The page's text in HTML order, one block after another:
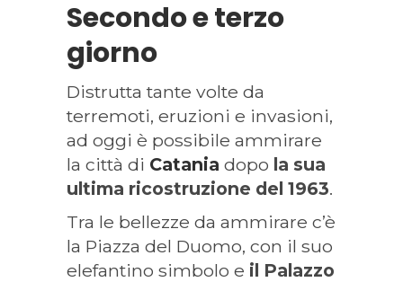
Secondo e terzo
giorno
Distrutta tante volte da
terremoti, eruzioni e invasioni,
ad oggi è possibile ammirare
la città di Catania dopo la sua
ultima ricostruzione del 1963.
Tra le bellezze da ammirare c’è
la Piazza del Duomo, con il suo
elefantino simbolo e il Palazzo